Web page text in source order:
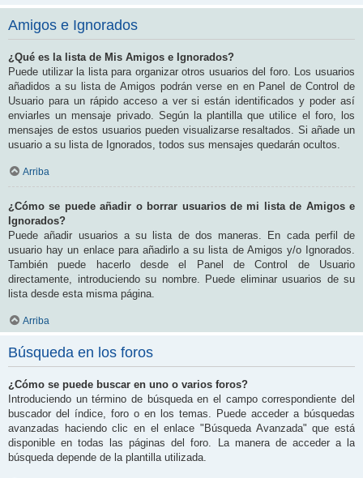
Amigos e Ignorados
¿Qué es la lista de Mis Amigos e Ignorados?
Puede utilizar la lista para organizar otros usuarios del foro. Los usuarios
añadidos a su lista de Amigos podrán verse en en Panel de Control de
Usuario para un rápido acceso a ver si están identificados y poder así
enviarles un mensaje privado. Según la plantilla que utilice el foro, los
mensajes de estos usuarios pueden visualizarse resaltados. Si añade un
usuario a su lista de Ignorados, todos sus mensajes quedarán ocultos.
Arriba
¿Cómo se puede añadir o borrar usuarios de mi lista de Amigos e
Ignorados?
Puede añadir usuarios a su lista de dos maneras. En cada perfil de
usuario hay un enlace para añadirlo a su lista de Amigos y/o Ignorados.
También puede hacerlo desde el Panel de Control de Usuario
directamente, introduciendo su nombre. Puede eliminar usuarios de su
lista desde esta misma página.
Arriba
Búsqueda en los foros
¿Cómo se puede buscar en uno o varios foros?
Introduciendo un término de búsqueda en el campo correspondiente del
buscador del índice, foro o en los temas. Puede acceder a búsquedas
avanzadas haciendo clic en el enlace "Búsqueda Avanzada" que está
disponible en todas las páginas del foro. La manera de acceder a la
búsqueda depende de la plantilla utilizada.